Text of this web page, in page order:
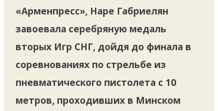
«Арменпресс», Наре Габриелян
завоевала серебряную медаль
вторых Игр СНГ, дойдя до финала в
соревнованиях по стрельбе из
пневматического пистолета с 10
метров, проходивших в Минском